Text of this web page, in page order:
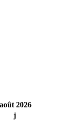
août 2026
j